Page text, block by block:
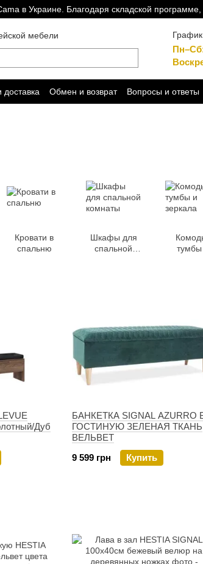
в Украине. Благодаря складской
мебели
Обмен и возврат Вопросы и ответы
Кровати в
спальню
Шкафы для
спальной
тумбы
Дуб
БАНКЕТКА SIGNAL AZURRO
ГОСТИНУЮ ЗЕЛЕНАЯ ТКАНЬ
ВЕЛЬВЕТ
9 599 грн
Купить